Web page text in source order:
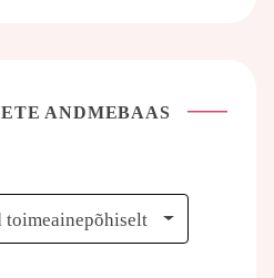
ANDMEBAAS